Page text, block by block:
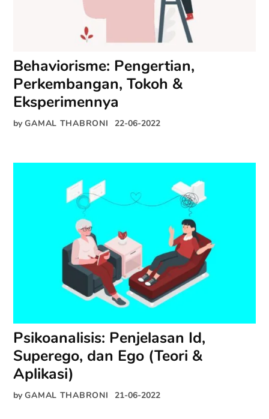
Behaviorisme: Pengertian,
Perkembangan, Tokoh &
Eksperimennya
by GAMAL THABRONI 22-06-2022
Psikoanalisis: Penjelasan Id,
Superego, dan Ego (Teori &
Aplikasi)
by GAMAL THABRONI 21-06-2022